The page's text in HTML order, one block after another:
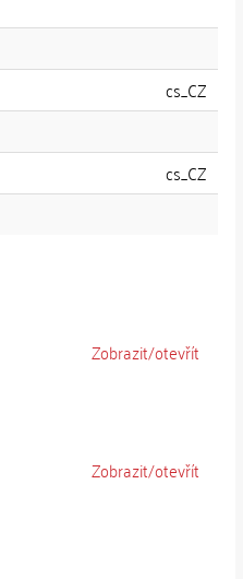
cs_CZ
cs_CZ
Zobrazit/otevřít
Zobrazit/otevřít